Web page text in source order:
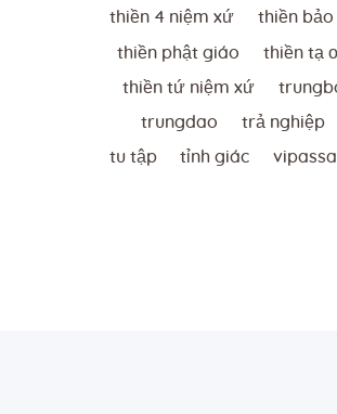
thiền 4 niệm xứ thiền bảo
thiền phật giáo thiền tạ
thiền tứ niệm xứ
trungdao trả nghiệp
tu tập tỉnh giác